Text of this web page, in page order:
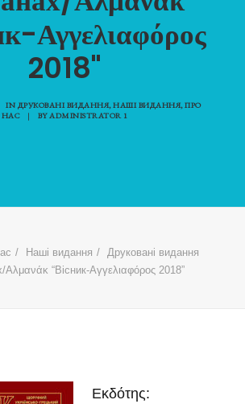
ДІАСПОРИ В ГРЕЦІЇ
Αγγελιαφόρος
2018"
IN ДРУКОВАНІ ВИДАННЯ,НАШІ ВИДАННЯ,ПРО
НАС
| BYADMINISTRATOR 1
Наші видання
Друковані видання
“Вісник-Αγγελιαφόρος 2018”
Εκδότης: